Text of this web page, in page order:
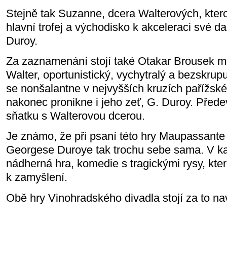
Stejně tak Suzanne, dcera Walterových,
hlavní trofej a východisko k akceleraci své
Duroy.
Za zaznamenání stojí také Otakar Brousek
Walter, oportunistický, vychytralý a
se nonšalantne v nejvyšších kruzích
nakonec pronikne i jeho zeť, G. Duroy.
sňatku s Walterovou dcerou.
Je známo, že při psaní této hry
Georgese Duroye tak trochu sebe sama. V
nádherná hra, komedie s tragickými rysy,
k zamyšlení.
Obě hry Vinohradského divadla stojí za to